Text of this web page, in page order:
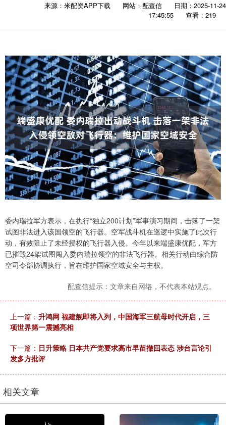
来源：米配资APP下载 网站：配查信
日期：2025-11-24
17:45:55
查看：219
委内瑞拉军方表示，在执行“独立200计划”军事演习期间，击落了一架
试图非法进入该国领空的飞行器。空军战斗机在巡逻中实施了此次行
动，有效阻止了未经授权的飞行器入侵。今年以来端盛康优配，军方
已摧毁24架试图闯入委内瑞拉领空的非法飞行器。相关行动由综合防
空司令部协调执行，旨在维护国家空域安全与主权。
配查信提示：文章来自网络，不代表本站观点。
上一篇： 升鸿网 福建舰即将入列，中国海军三航母时代开启，三
项世界第一震撼亮相
下一篇： 日升策略 日本共产党要求高市早苗撤回表态 涉台言论引
发多方批评
相关文章